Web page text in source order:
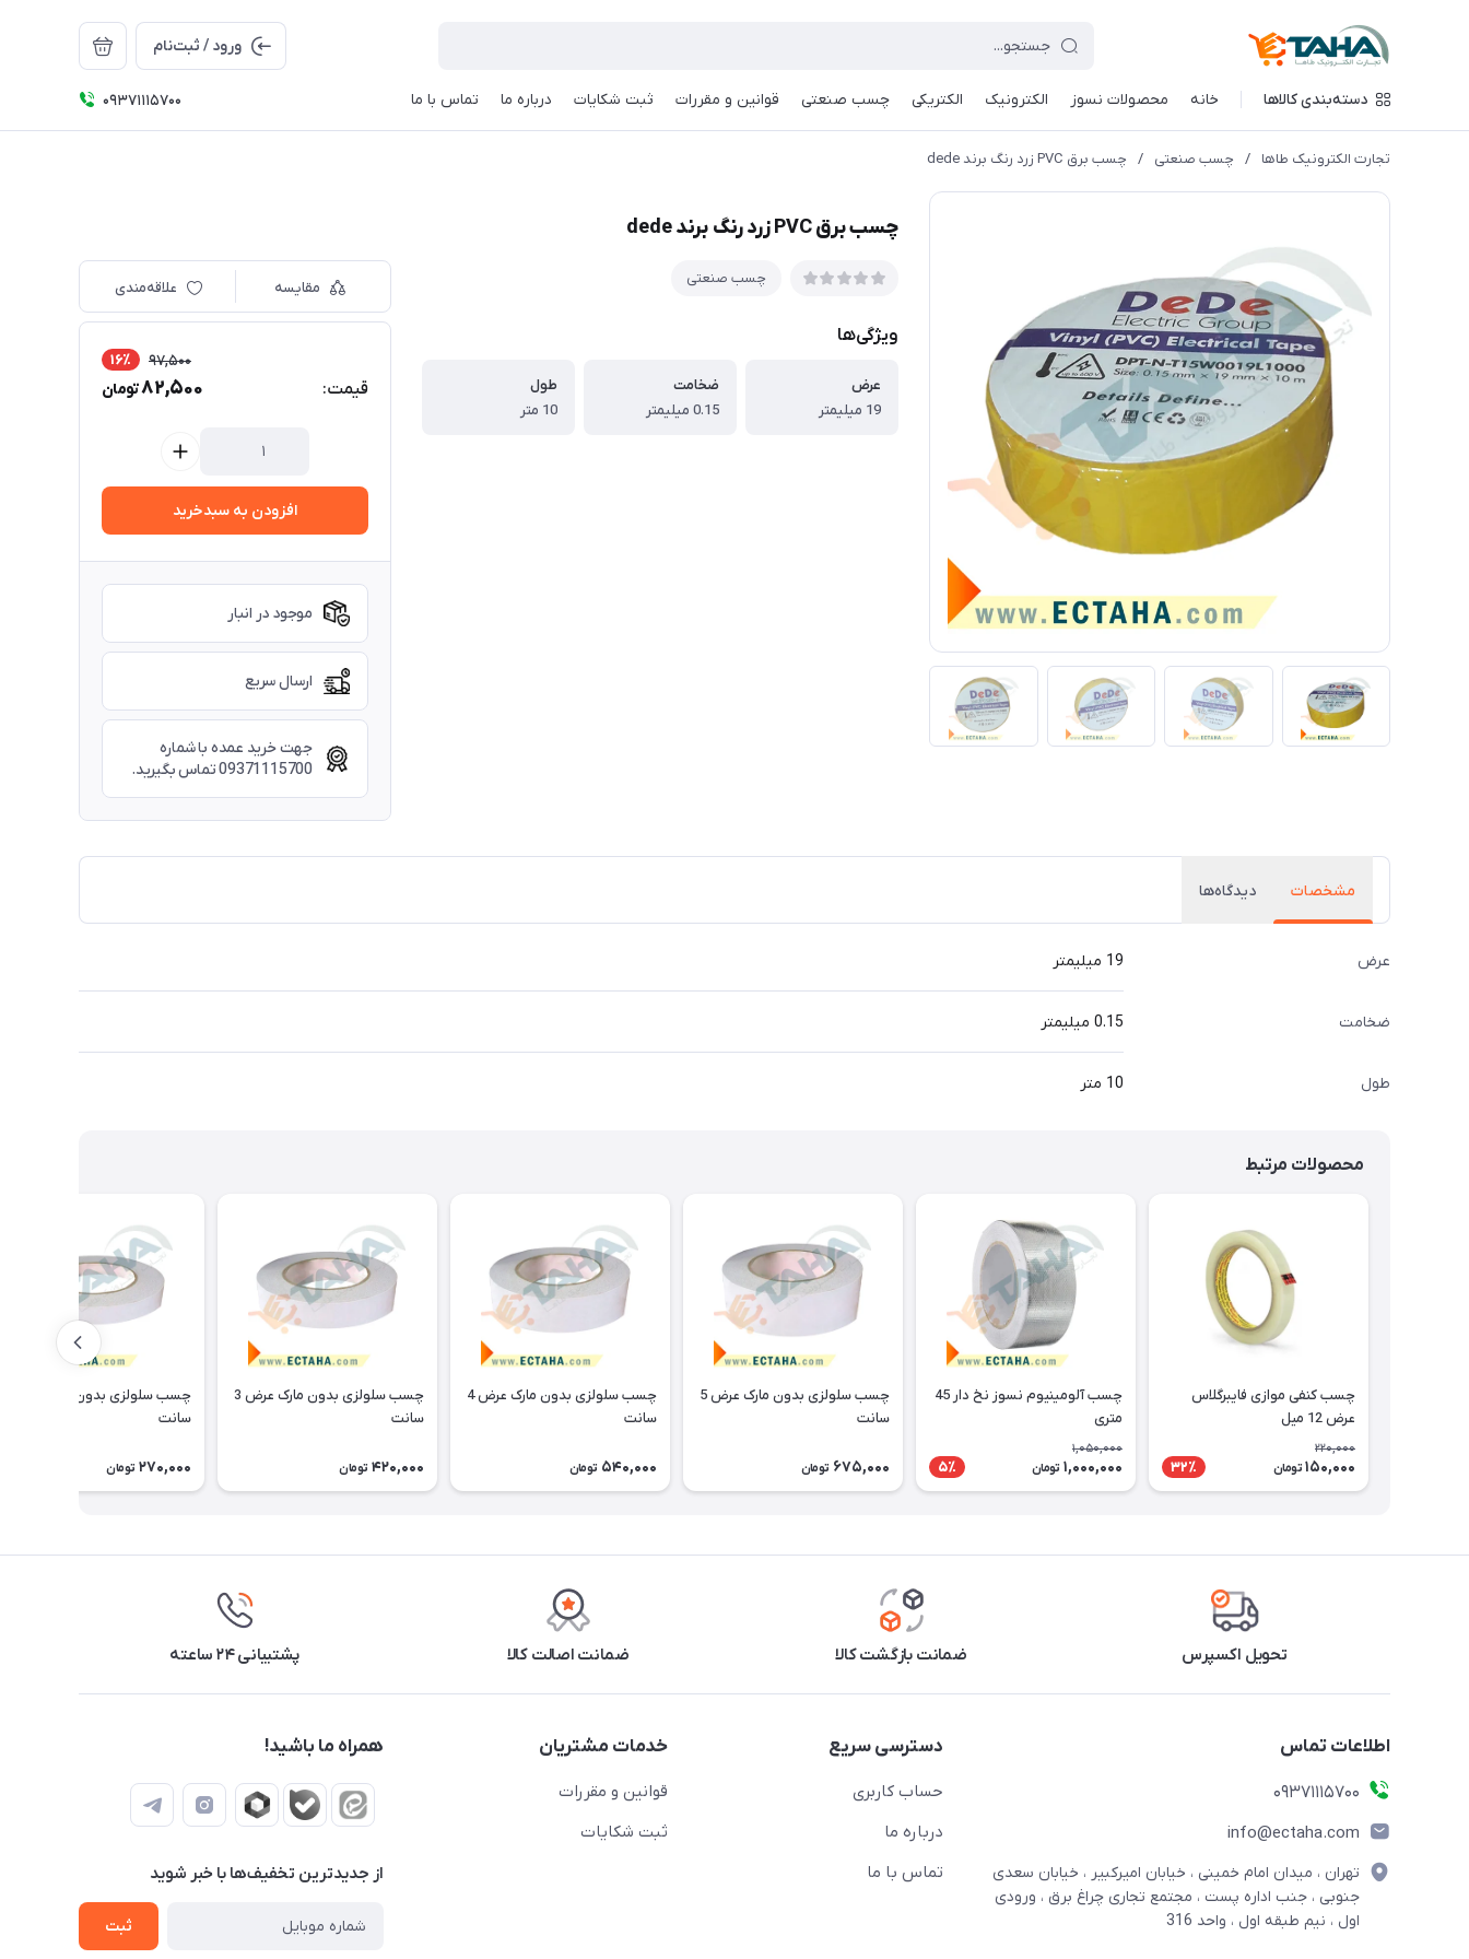
ورود / ثبت‌نام
دسته‌بندی کالاها خانه محصولات نسوز الکترونیک الکتریکی چسب صنعتی قوانین و مقررات ثبت شکایات درباره ما تماس با ما 09371115700
تجارت الکترونیک طاها / چسب صنعتی / چسب برق PVC زرد رنگ برند dede
چسب برق PVC زرد رنگ برند dede
چسب صنعتی
ویژگی‌ها
عرض
19 میلیمتر
ضخامت
0.15 میلیمتر
طول
10 متر
مقایسه علاقه‌مندی
قیمت:
97,500 16٪
82,500تومان
افزودن به سبدخرید
موجود در انبار
ارسال سریع
جهت خرید عمده با شماره
09371115700 تماس بگیرید.
مشخصات دیدگاه‌ها
عرض 19 میلیمتر
ضخامت 0.15 میلیمتر
طول 10 متر
محصولات مرتبط
چسب کنفی موازی فایبرگلاس
عرض 12 میل
220,000
150,000 تومان 32٪
چسب آلومینیوم نسوز نخ دار 45
متری
1,050,000
1,000,000 تومان 5٪
چسب سلولزی بدون مارک عرض 5
سانت
675,000 تومان
چسب سلولزی بدون مارک عرض 4
سانت
540,000 تومان
چسب سلولزی بدون مارک عرض 3
سانت
420,000 تومان
سانت
270,000 تومان
تحویل اکسپرس ضمانت بازگشت کالا ضمانت اصالت کالا پشتیبانی ۲۴ ساعته
اطلاعات تماس
09371115700
info@ectaha.com
تهران ، میدان امام خمینی ، خیابان امیرکبیر ، خیابان سعدی
جنوبی ، جنب اداره پست ، مجتمع تجاری چراغ برق ، ورودی
اول ، نیم طبقه اول ، واحد 316
دسترسی سریع
حساب کاربری
درباره ما
تماس با ما
خدمات مشتریان
قوانین و مقررات
ثبت شکایات
همراه ما باشید!
از جدید‌ترین تخفیف‌ها با‌ خبر شوید
ثبت